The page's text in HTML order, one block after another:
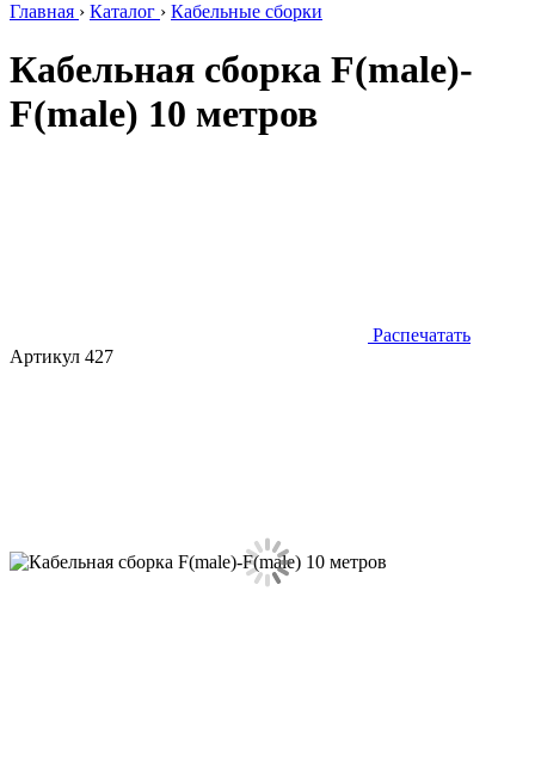
Главная › Каталог › Кабельные сборки
Кабельная сборка F(male)-
F(male) 10 метров
Распечатать
Артикул 427